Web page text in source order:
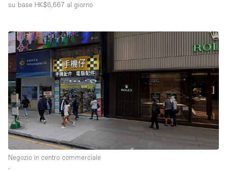
su base HK$6,667 al giorno
Negozio in centro commerciale
∙